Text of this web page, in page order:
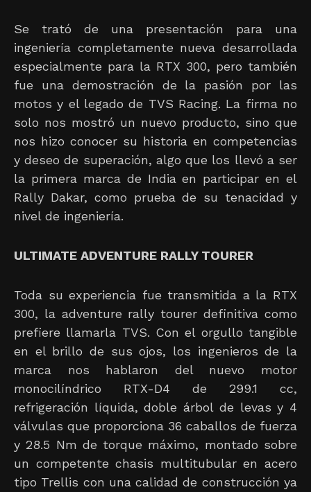
Se trató de una presentación para una
ingeniería completamente nueva desarrollada
especialmente para la RTX 300, pero también
fue una demostración de la pasión por las
motos y el legado de TVS Racing. La firma no
solo nos mostró un nuevo producto, sino que
nos hizo conocer su historia en competencias
y deseo de superación, algo que los llevó a ser
la primera marca de India en participar en el
Rally Dakar, como prueba de su tenacidad y
nivel de ingeniería.
ULTIMATE ADVENTURE RALLY TOURER
Toda su experiencia fue transmitida a la RTX
300, la adventure rally tourer definitiva como
prefiere llamarla TVS. Con el orgullo tangible
en el brillo de sus ojos, los ingenieros de la
marca nos hablaron del nuevo motor
monocilíndrico RTX-D4 de 299.1 cc,
refrigeración líquida, doble árbol de levas y 4
válvulas que proporciona 36 caballos de fuerza
y 28.5 Nm de torque máximo, montado sobre
un competente chasis multitubular en acero
tipo Trellis con una calidad de construcción ya